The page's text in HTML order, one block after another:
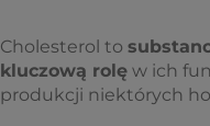
Cholesterol to
kluczową rolęw ich
produkcji niektórych